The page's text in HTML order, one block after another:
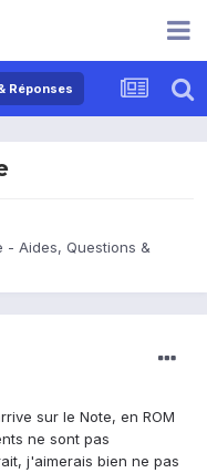
Réponses
- Aides, Questions &
sur le Note, en ROM
ne sont pas
j'aimerais bien ne pas